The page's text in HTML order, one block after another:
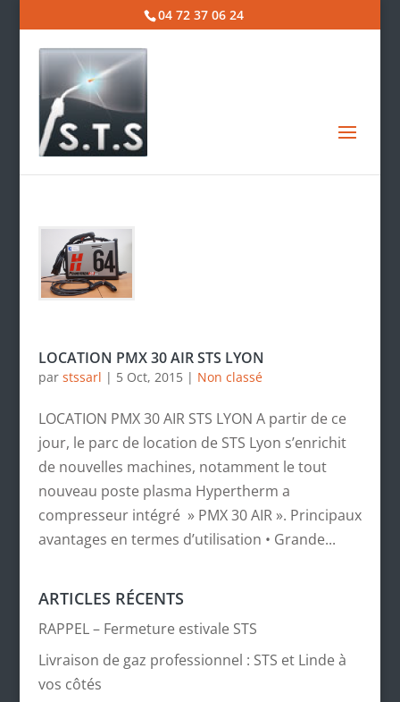
04 72 37 06 24
LOCATION PMX 30 AIR STS LYON
par stssarl | 5 Oct, 2015| Non classé
LOCATION PMX 30 AIR STS LYON A partir de ce
jour, le parc de location de STS Lyon s’enrichit
de nouvelles machines, notamment le tout
nouveau poste plasma Hypertherm a
compresseur intégré » PMX 30 AIR ». Principaux
avantages en termes d’utilisation • Grande...
ARTICLES RÉCENTS
RAPPEL – Fermeture estivale STS
Livraison de gaz professionnel : STS et Linde à
vos côtés